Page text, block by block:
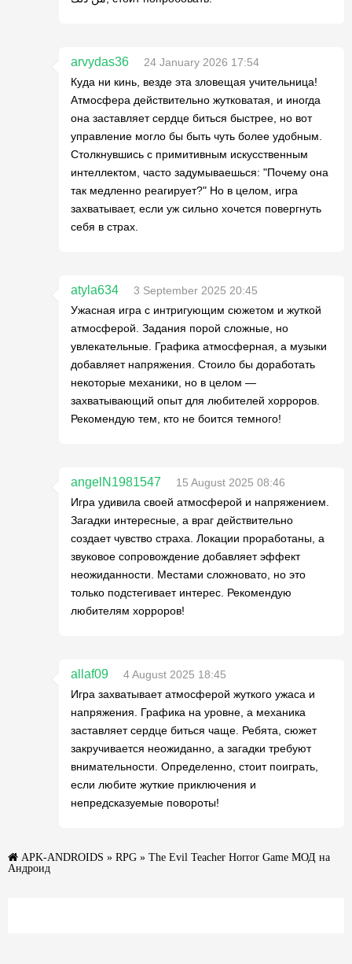
arvydas36
24 January 2026 17:54
Куда ни кинь, везде эта зловещая учительница!
Атмосфера действительно жутковатая, и иногда
она заставляет сердце биться быстрее, но вот
управление могло бы быть чуть более удобным.
Столкнувшись с примитивным искусственным
интеллектом, часто задумываешься: "Почему она
так медленно реагирует?" Но в целом, игра
захватывает, если уж сильно хочется повергнуть
себя в страх.
atyla634
3 September 2025 20:45
Ужасная игра с интригующим сюжетом и жуткой
атмосферой. Задания порой сложные, но
увлекательные. Графика атмосферная, а музыки
добавляет напряжения. Стоило бы доработать
некоторые механики, но в целом —
захватывающий опыт для любителей хорроров.
Рекомендую тем, кто не боится темного!
angelN1981547
15 August 2025 08:46
Игра удивила своей атмосферой и напряжением.
Загадки интересные, а враг действительно
создает чувство страха. Локации проработаны, а
звуковое сопровождение добавляет эффект
неожиданности. Местами сложновато, но это
только подстегивает интерес. Рекомендую
любителям хорроров!
allaf09
4 August 2025 18:45
Игра захватывает атмосферой жуткого ужаса и
напряжения. Графика на уровне, а механика
заставляет сердце биться чаще. Ребята, сюжет
закручивается неожиданно, а загадки требуют
внимательности. Определенно, стоит поиграть,
если любите жуткие приключения и
непредсказуемые повороты!
APK-ANDROIDS » RPG » The Evil Teacher Horror Game МОД на
Андроид